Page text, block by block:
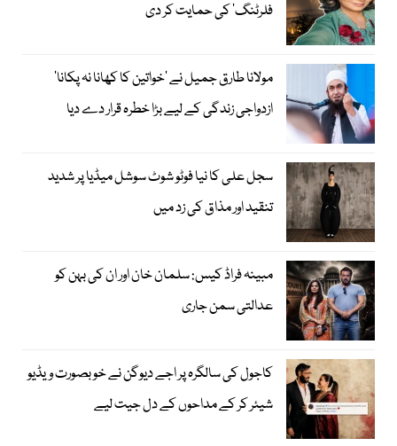
فلرٹنگ‘ کی حمایت کر دی
مولانا طارق جمیل نے ’خواتین کا کھانا نہ پکانا‘
ازدواجی زندگی کے لیے بڑا خطرہ قرار دے دیا
سجل علی کا نیا فوٹو شوٹ سوشل میڈیا پر شدید
تنقید اور مذاق کی زد میں
مبینہ فراڈ کیس: سلمان خان اور ان کی بہن کو
عدالتی سمن جاری
کاجول کی سالگرہ پر اجے دیوگن نے خوبصورت ویڈیو
شیئر کر کے مداحوں کے دل جیت لیے